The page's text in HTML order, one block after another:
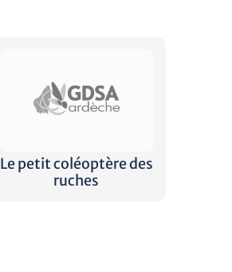
Le petit coléoptère des
ruches